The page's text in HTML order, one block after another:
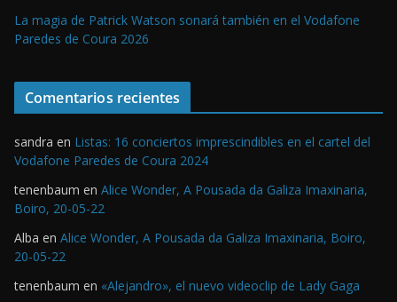
La magia de Patrick Watson sonará también en el Vodafone
Paredes de Coura 2026
Comentarios recientes
sandra en Listas: 16 conciertos imprescindibles en el cartel del
Vodafone Paredes de Coura 2024
tenenbaum en Alice Wonder, A Pousada da Galiza Imaxinaria,
Boiro, 20-05-22
Alba en Alice Wonder, A Pousada da Galiza Imaxinaria, Boiro,
20-05-22
tenenbaum en «Alejandro», el nuevo videoclip de Lady Gaga